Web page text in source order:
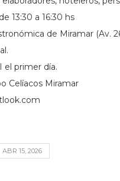
13:30 a 16:30 hs
de Miramar (Av.
el primer día.
Celíacos Miramar
ABR 15, 2026